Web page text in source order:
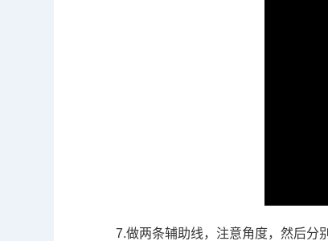
7.做两条辅助线，注意角度，然后分